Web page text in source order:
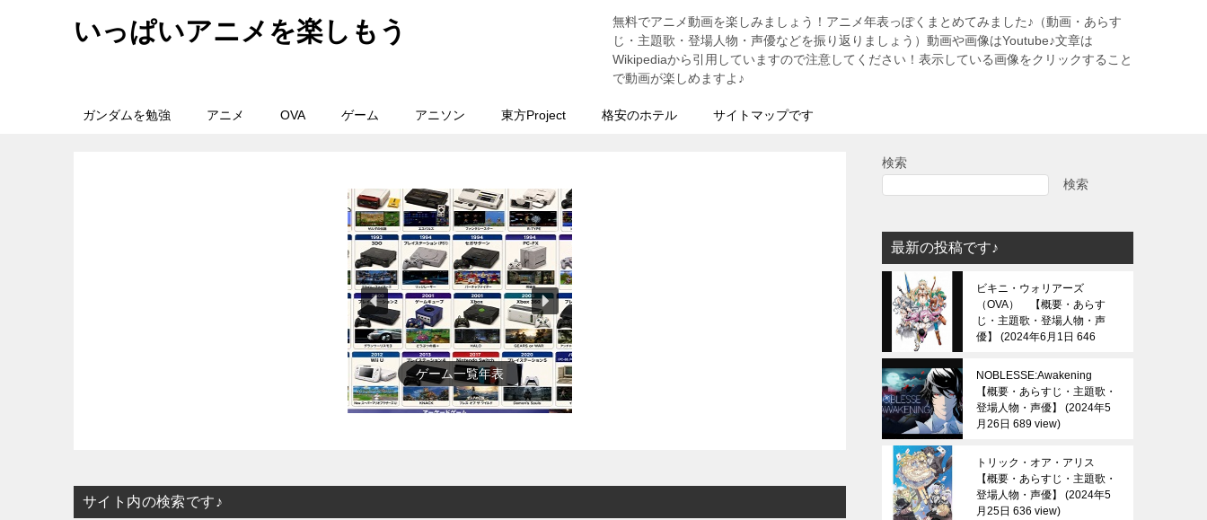
いっぱいアニメを楽しもう
無料でアニメ動画を楽しみましょう！アニメ年表っぽくまとめてみました♪（動画・あらす
じ・主題歌・登場人物・声優などを振り返りましょう）動画や画像はYoutube♪文章は
Wikipediaから引用していますので注意してください！表示している画像をクリックすること
で動画が楽しめますよ♪
ガンダムを勉強 アニメ OVA ゲーム アニソン 東方Project 格安のホテル サイトマップです
ゲーム一覧年表
サイト内の検索です♪
検索
検索
最新の投稿です♪
ビキニ・ウォリアーズ
（OVA） 【概要・あらす
じ・主題歌・登場人物・声
優】
2024年6月1日 646
NOBLESSE:Awakening
【概要・あらすじ・主題歌・
登場人物・声優】
2024年5
月26日 689 view
トリック・オア・アリス
【概要・あらすじ・主題歌・
登場人物・声優】
2024年5
月25日 636 view